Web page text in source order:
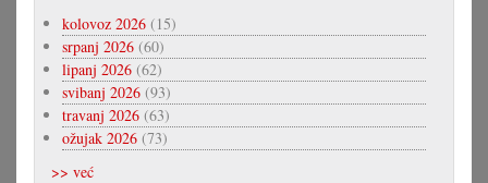
kolovoz 2026 (15)
srpanj 2026 (60)
lipanj 2026 (62)
svibanj 2026 (93)
travanj 2026 (63)
ožujak 2026 (73)
>> već